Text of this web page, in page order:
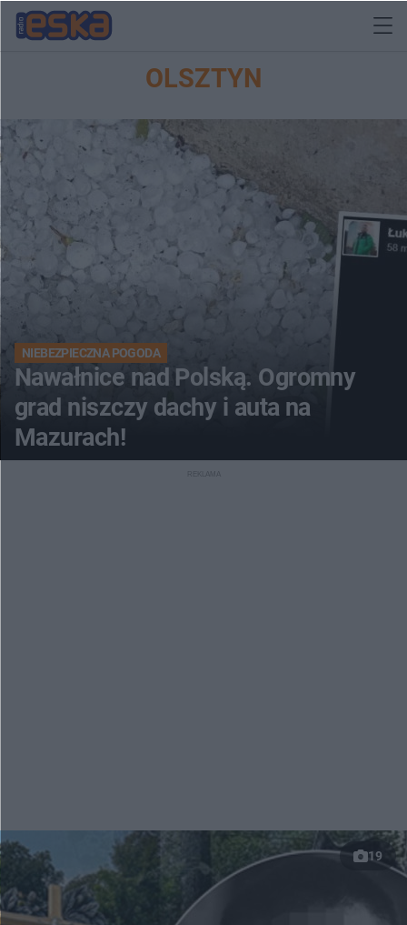
OLSZTYN
NIEBEZPIECZNA POGODA
Nawałnice nad Polską. Ogromny
grad niszczy dachy i auta na
Mazurach!
19